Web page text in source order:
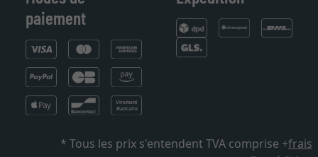
paiement
* Tous les prix s'entendent TVA comprise +frais